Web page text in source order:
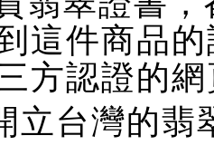
這件商品
方認證的
立台灣的翡